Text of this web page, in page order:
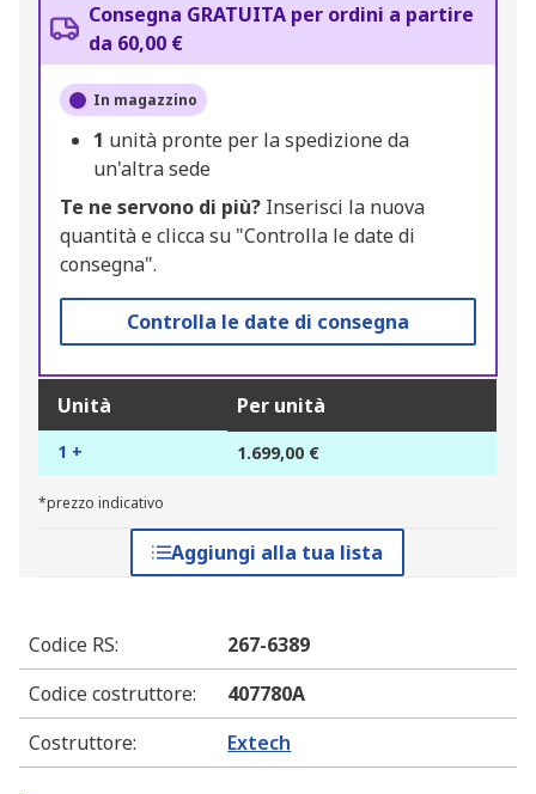
Consegna GRATUITA per ordini a partire
da 60,00 €
In magazzino
1 unità pronte per la spedizione da
un'altra sede
Te ne servono di più? Inserisci la nuova
quantità e clicca su "Controlla le date di
consegna".
Controlla le date di consegna
Unità Per unità
1 + 1.699,00 €
*prezzo indicativo
Aggiungi alla tua lista
Codice RS:
267-6389
Codice costruttore:
407780A
Costruttore: Extech